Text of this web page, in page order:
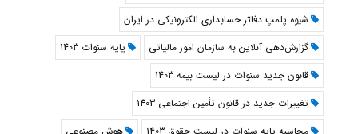
شیوه پلمپ دفاتر حسابداری الکترونیکی در ایران
گزارش‌دهی آنلاین به سازمان امور مالیاتی
پایه سنوات 1403
قانون جدید سنوات در لیست بیمه 1403
تغییرات جدید در قانون تأمین اجتماعی 1403